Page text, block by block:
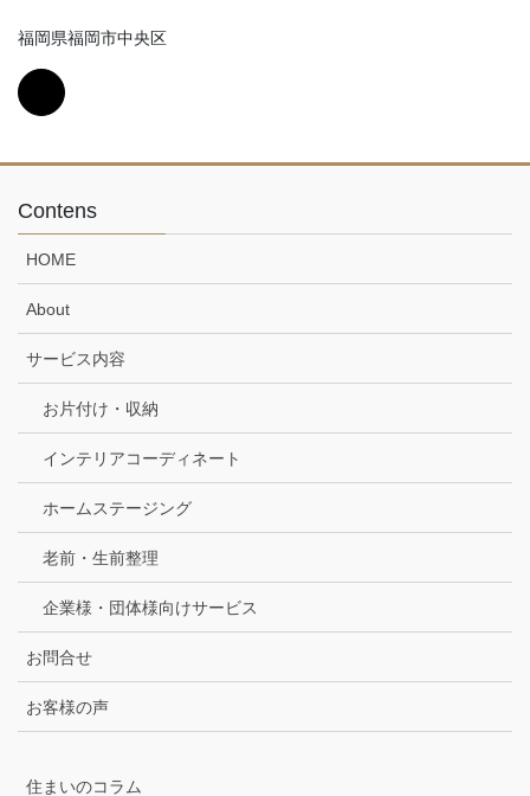
福岡県福岡市中央区
Contens
HOME
About
サービス内容
お片付け・収納
インテリアコーディネート
ホームステージング
老前・生前整理
企業様・団体様向けサービス
お問合せ
お客様の声
住まいのコラム